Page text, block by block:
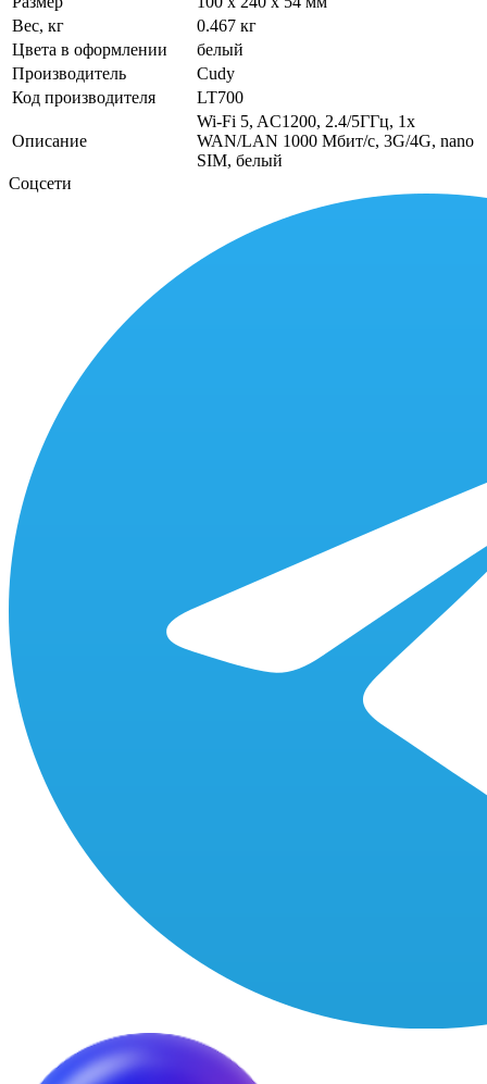
Вес, кг
0.467 кг
Цвета в оформлении
белый
Производитель
Cudy
Код производителя
LT700
Описание
Wi-Fi 5, AC1200, 2.4/5ГГц, 1x
WAN/LAN 1000 Мбит/с, 3G/4G, nano
SIM, белый
Соцсети